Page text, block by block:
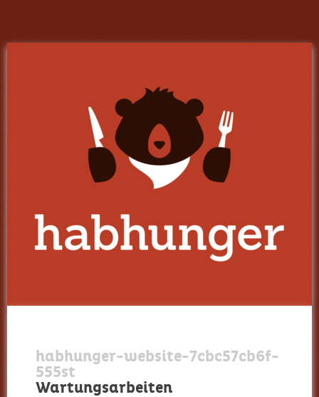
habhunger-website-7cbc57cb6f-
555st
Wartungsarbeiten